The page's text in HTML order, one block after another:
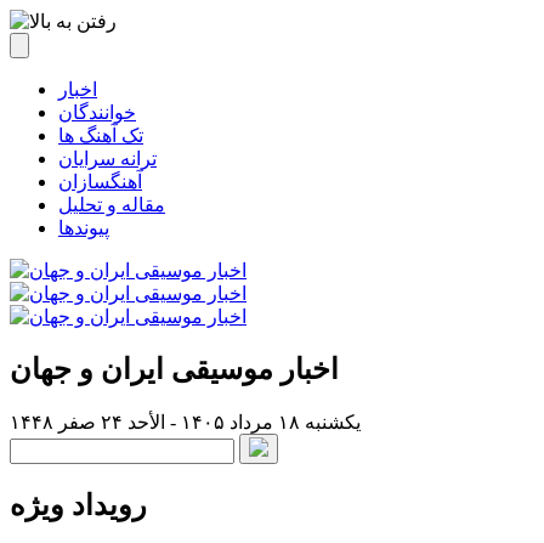
اخبار
خوانندگان
تک آهنگ ها
ترانه سرایان
آهنگسازان
مقاله و تحلیل
پیوندها
اخبار موسیقی ایران و جهان
یکشنبه ۱۸ مرداد ۱۴۰۵ - الأحد ۲۴ صفر ۱۴۴۸
رویداد ویژه